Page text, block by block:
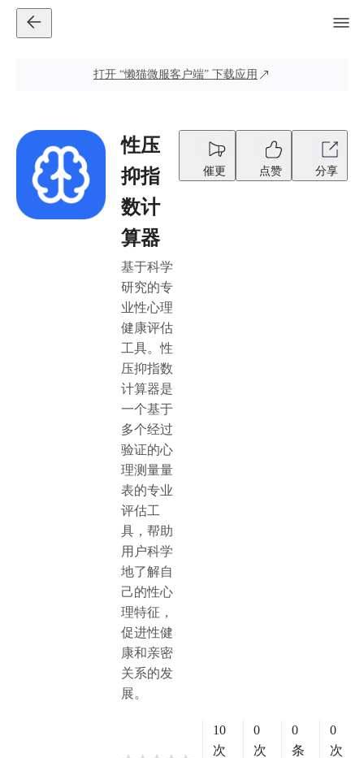
打开 “懒猫微服客户端” 下载应用
性压
抑指
数计
算器
基于科学
研究的专
业性心理
健康评估
工具。性
压抑指数
计算器是
一个基于
多个经过
验证的心
理测量量
表的专业
评估工
具，帮助
用户科学
地了解自
己的性心
理特征，
促进性健
康和亲密
关系的发
展。
催更 点赞 分享
10
次
0
次
0
条
0
次